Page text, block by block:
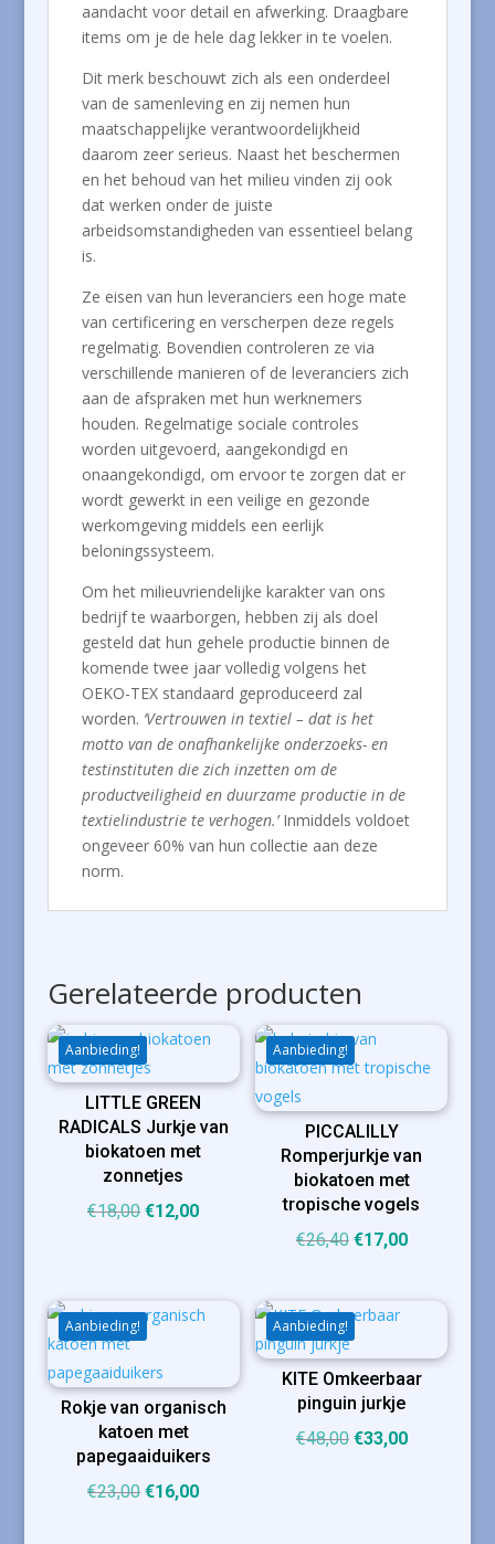
aandacht voor detail en afwerking. Draagbare
items om je de hele dag lekker in te voelen.
Dit merk beschouwt zich als een onderdeel
van de samenleving en zij nemen hun
maatschappelijke verantwoordelijkheid
daarom zeer serieus. Naast het beschermen
en het behoud van het milieu vinden zij ook
dat werken onder de juiste
arbeidsomstandigheden van essentieel belang
is.
Ze eisen van hun leveranciers een hoge mate
van certificering en verscherpen deze regels
regelmatig. Bovendien controleren ze via
verschillende manieren of de leveranciers zich
aan de afspraken met hun werknemers
houden. Regelmatige sociale controles
worden uitgevoerd, aangekondigd en
onaangekondigd, om ervoor te zorgen dat er
wordt gewerkt in een veilige en gezonde
werkomgeving middels een eerlijk
beloningssysteem.
Om het milieuvriendelijke karakter van ons
bedrijf te waarborgen, hebben zij als doel
gesteld dat hun gehele productie binnen de
komende twee jaar volledig volgens het
OEKO-TEX standaard geproduceerd zal
worden. ‘Vertrouwen in textiel – dat is het
motto van de onafhankelijke onderzoeks- en
testinstituten die zich inzetten om de
productveiligheid en duurzame productie in de
textielindustrie te verhogen.’Inmiddels voldoet
ongeveer 60% van hun collectie aan deze
norm.
Gerelateerde producten
Aanbieding!
LITTLE GREEN
RADICALS Jurkje van
biokatoen met
zonnetjes
€18,00 Oorspronkelijke
€12,00Huidige
Aanbieding!
PICCALILLY
Romperjurkje van
biokatoen met
tropische vogels
€26,40 Oorspronkelijke
€26,40.
€17,00Huidige
Aanbieding!
Rokje van organisch
katoen met
papegaaiduikers
€23,00 Oorspronkelijke
€16,00Huidige
Aanbieding!
KITE Omkeerbaar
pinguin jurkje
€48,00 Oorspronkelijke
€33,00Huidige